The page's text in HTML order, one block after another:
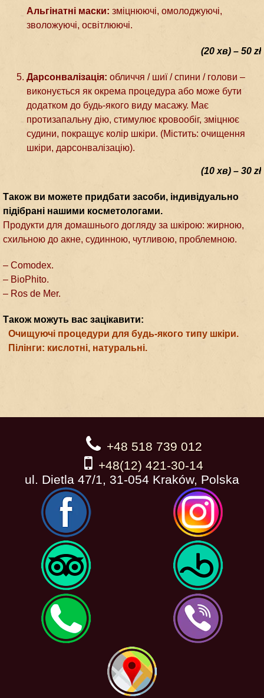
Альгінатні маски: зміцнюючі, омолоджуючі,
зволожуючі, освітлюючі.
(20 хв) – 50 zł
Дарсонвалізація: обличчя / шиї / спини / голови –
виконується як окрема процедура або може бути
додатком до будь-якого виду масажу. Має
протизапальну дію, стимулює кровообіг, зміцнює
судини, покращує колір шкіри. (Містить: очищення
шкіри, дарсонвалізацію).
(10 хв) – 30 zł
Також ви можете придбати засоби, індивідуально
підібрані нашими косметологами.
Продукти для домашнього догляду за шкірою: жирною,
схильною до акне, судинною, чутливою, проблемною.
– Comodex.
– BioPhito.
– Ros de Mer.
Також можуть вас зацікавити:
Очищуючі процедури для будь-якого типу шкіри.
Пілінги: кислотні, натуральні.
+48 518 739 012
+48(12) 421-30-14
ul. Dietla 47/1, 31-054 Kraków, Polska